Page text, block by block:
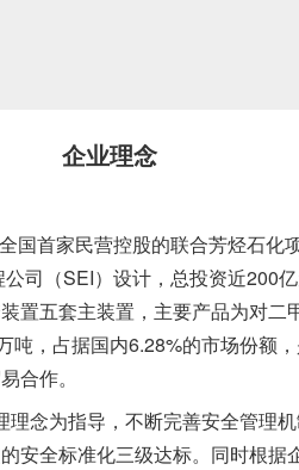
企业理念
国首家民营控股的联合芳烃石化
司（SEI）设计，总投资近200
置五套主装置，主要产品为对二
，占据国内6.28%的市场份额
合作。
理念为指导，不断完善安全管理
安全标准化三级达标。同时根据